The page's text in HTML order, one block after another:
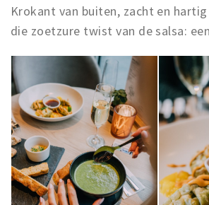
Krokant van buiten, zacht en
die zoetzure twist van de salsa: